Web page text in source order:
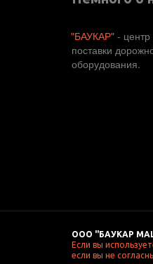
"БАУКАР" - центр
поставки
оборудования.
ООО "БАУКАР
Если вы
если вы не